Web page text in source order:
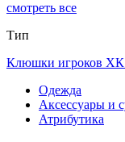
смотреть все
Тип
Клюшки игроков ХК
Одежда
Аксессуары и
Атрибутика